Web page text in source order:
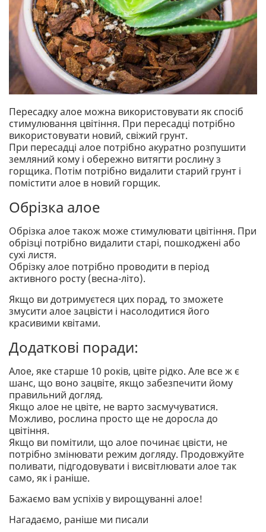
Пересадку алое можна використовувати як спосіб
стимулювання цвітіння. При пересадці потрібно
використовувати новий, свіжий грунт.
При пересадці алое потрібно акуратно розпушити
земляний кому і обережно витягти рослину з
горщика. Потім потрібно видалити старий грунт і
помістити алое в новий горщик.
Обрізка алое
Обрізка алое також може стимулювати цвітіння. При
обрізці потрібно видалити старі, пошкоджені або
сухі листя.
Обрізку алое потрібно проводити в період
активного росту (весна-літо).
Якщо ви дотримуєтеся цих порад, то зможете
змусити алое зацвісти і насолодитися його
красивими квітами.
Додаткові поради:
Алое, яке старше 10 років, цвіте рідко. Але все ж є
шанс, що воно зацвіте, якщо забезпечити йому
правильний догляд.
Якщо алое не цвіте, не варто засмучуватися.
Можливо, рослина просто ще не доросла до
цвітіння.
Якщо ви помітили, що алое починає цвісти, не
потрібно змінювати режим догляду. Продовжуйте
поливати, підгодовувати і висвітлювати алое так
само, як і раніше.
Бажаємо вам успіхів у вирощуванні алое!
Нагадаємо, раніше ми писали